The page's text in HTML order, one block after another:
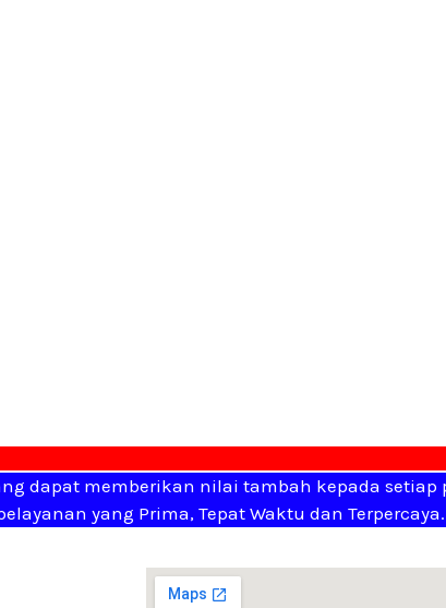
dapat memberikan nilai tambah kepada setiap
yang Prima, Tepat Waktu dan Terpercaya.